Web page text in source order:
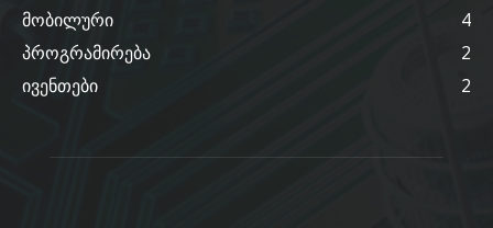
მობილური
4
პროგრამირება
2
ივენთები
2